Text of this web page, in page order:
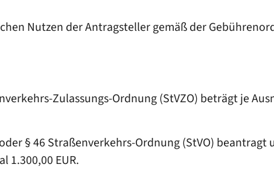
Nutzen der Antragsteller gemäß der
Zulassungs-Ordnung (StVZO) beträgt je
§ 46 Straßenverkehrs-Ordnung (StVO)
1.300,00 EUR.